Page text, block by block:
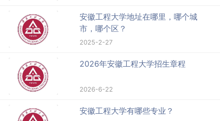
安徽工程大学地址在哪里，哪个城
市，哪个区？
2025-2-27
2026年安徽工程大学招生章程
2026-6-22
安徽工程大学有哪些专业？